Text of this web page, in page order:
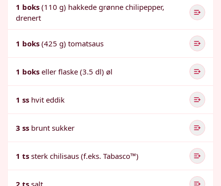
1 boks (110 g) hakkede grønne chilipepper,
drenert
1 boks (425 g) tomatsaus
1 boks eller flaske (3.5 dl) øl
1 ss hvit eddik
3 ss brunt sukker
1 ts sterk chilisaus (f.eks. Tabasco™)
2 ts salt